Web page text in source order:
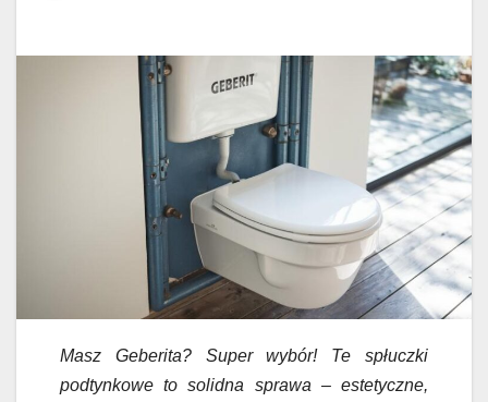
Masz Geberita? Super wybór! Te spłuczki
podtynkowe to solidna sprawa – estetyczne,